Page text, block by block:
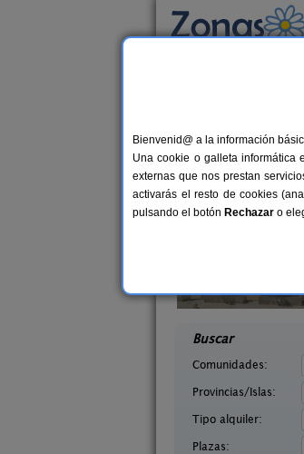
Casas
Buscar
Comunidades:
Provincias/Islas:
Tipo alquiler:
Plazas:
Bienvenid@ a la información
Una cookie o galleta informática
externas que nos prestan
activarás el resto de cookies
pulsando el botón Rechazar o